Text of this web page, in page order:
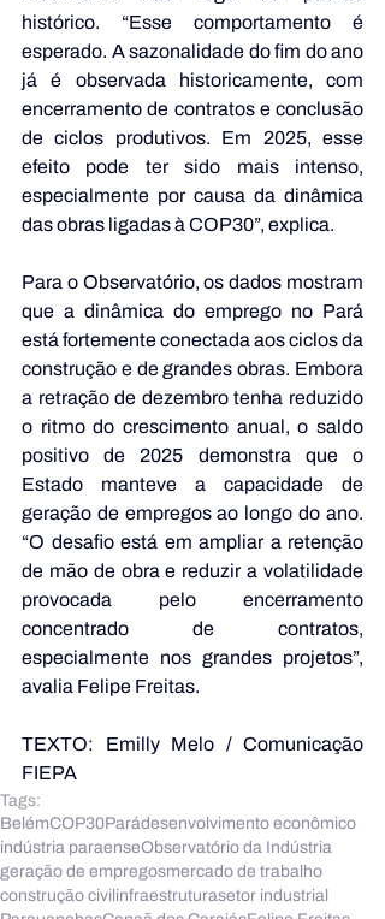
histórico. “Esse comportamento é
esperado. A sazonalidade do fim do ano
já é observada historicamente, com
encerramento de contratos e conclusão
de ciclos produtivos. Em 2025, esse
efeito pode ter sido mais intenso,
especialmente por causa da dinâmica
das obras ligadas à COP30”, explica.
Para o Observatório, os dados mostram
que a dinâmica do emprego no Pará
está fortemente conectada aos ciclos da
construção e de grandes obras. Embora
a retração de dezembro tenha reduzido
o ritmo do crescimento anual, o saldo
positivo de 2025 demonstra que o
Estado manteve a capacidade de
geração de empregos ao longo do ano.
“O desafio está em ampliar a retenção
de mão de obra e reduzir a volatilidade
provocada pelo encerramento
concentrado de contratos,
especialmente nos grandes projetos”,
avalia Felipe Freitas.
TEXTO: Emilly Melo / Comunicação
FIEPA
Tags:
BelémCOP30Parádesenvolvimento econômico
indústria paraenseObservatório da Indústria
geração de empregosmercado de trabalho
construção civil infraestruturasetor industrial